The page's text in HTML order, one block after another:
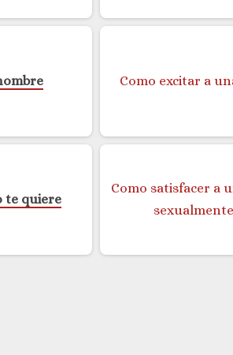
te quiere